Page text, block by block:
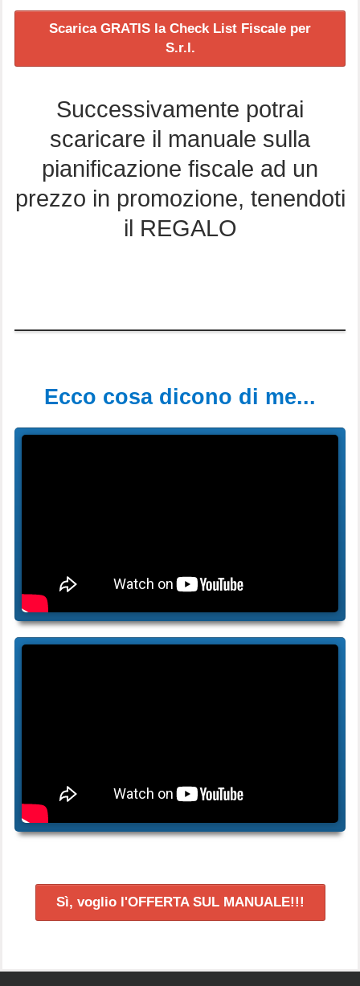
Scarica GRATIS la Check List Fiscale per
S.r.l.
Successivamente potrai
scaricare il manuale sulla
pianificazione fiscale ad un
prezzo in promozione, tenendoti
il REGALO
Ecco cosa dicono di me...
Sì, voglio l'OFFERTA SUL MANUALE!!!